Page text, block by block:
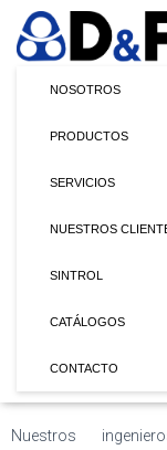
NOSOTROS
PRODUCTOS
SERVICIOS
NUESTROS
SINTROL
CATÁLOGOS
CONTACTO
Nuestros